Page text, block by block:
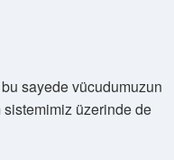
sayede vücudumuzun
sistemimiz üzerinde de